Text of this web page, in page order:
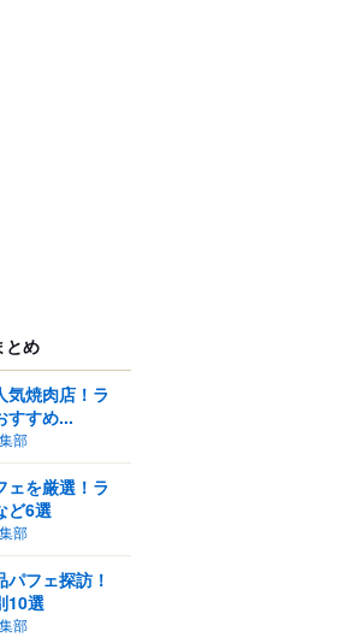
とめ
気焼肉店！ラ
すすめ...
部
ェを厳選！ラ
ど6選
部
フェ探訪！
10選
部